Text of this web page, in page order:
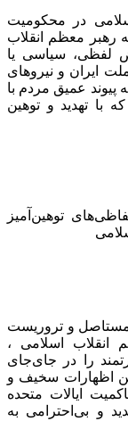
در محکومیت
رهبر معظم انقلاب
لفظی، سیاسی یا
ایران و نیروهای
پیوند عمیق مردم با
با تهدید و توهین
توهین‌آمیز
مستاصل و تروریست
انقلاب اسلامی ،
را در جای‌جای
اظهارات سخیف و
ایالات متحده
و بی‌احترامی به